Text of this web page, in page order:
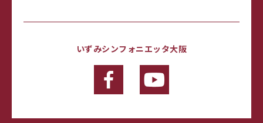
いずみシンフォニエッタ大阪